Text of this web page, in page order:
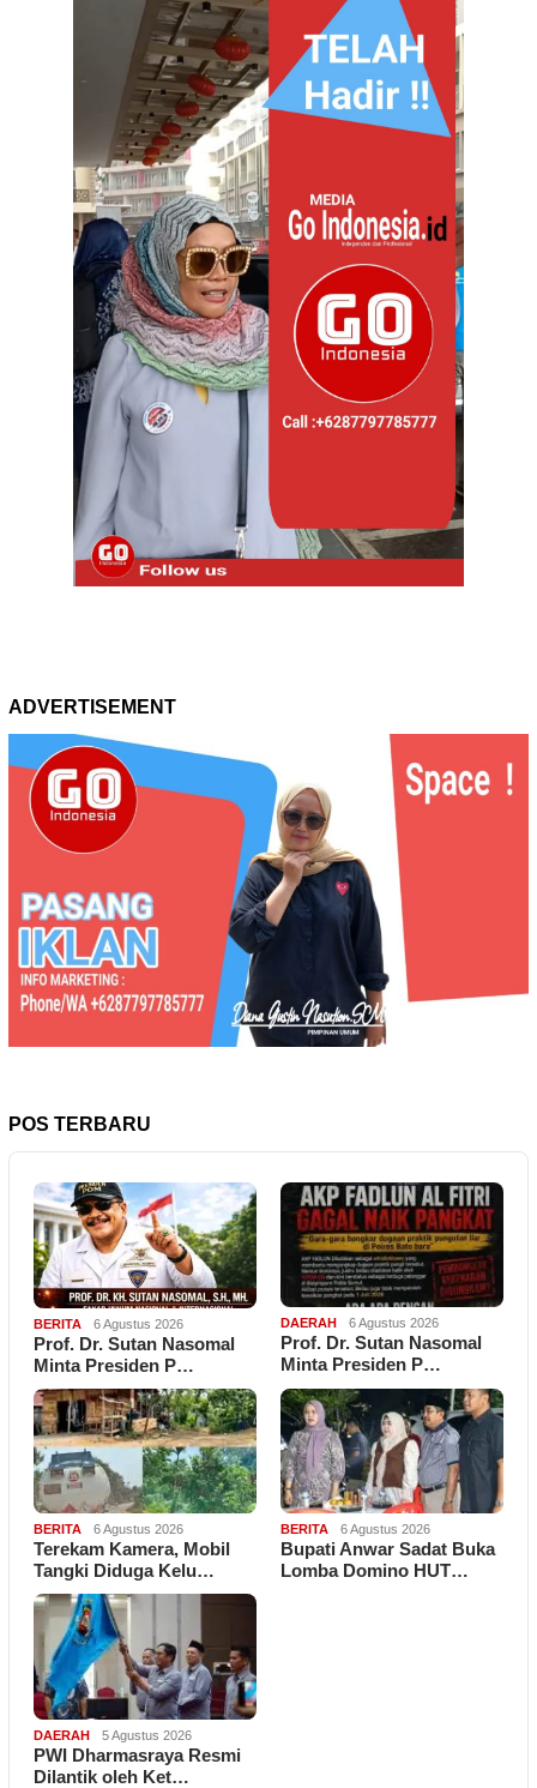
ADVERTISEMENT
POS TERBARU
BERITA 6 Agustus 2026
Prof. Dr. Sutan Nasomal
Minta Presiden P…
DAERAH 6 Agustus 2026
Prof. Dr. Sutan Nasomal
Minta Presiden P…
BERITA 6 Agustus 2026
Terekam Kamera, Mobil
Tangki Diduga Kelu…
BERITA 6 Agustus 2026
Bupati Anwar Sadat Buka
Lomba Domino HUT…
DAERAH 5 Agustus 2026
PWI Dharmasraya Resmi
Dilantik oleh Ket…